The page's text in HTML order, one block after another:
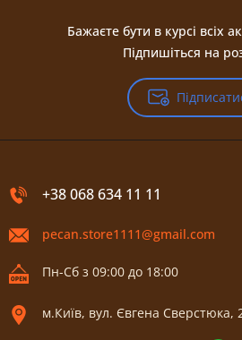
Бажаєте бути в курсі всіх
Підпишіться на
+38 068 634 11 11
pecan.store1111@gmail.com
Пн-Сб з 09:00 до 18:00
м.Київ, вул. Євгена Сверстюка,